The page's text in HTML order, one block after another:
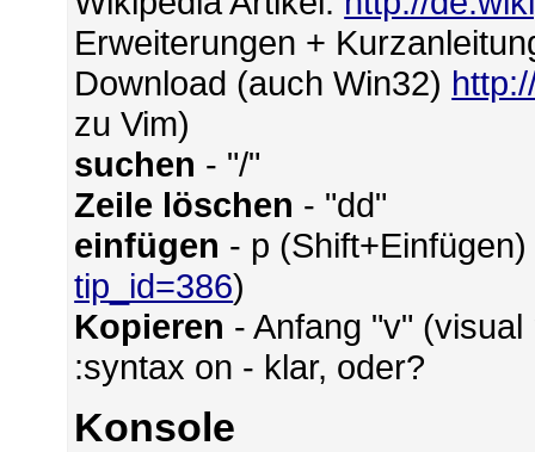
Erweiterungen +
Download (auch Win32)
zu Vim)
suchen - "/"
Zeile löschen - "dd"
einfügen - p
tip_id=386)
Kopieren - Anfang "v"
:syntax on - klar, oder?
Konsole